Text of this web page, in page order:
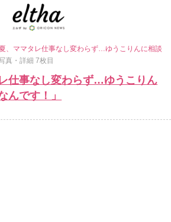
、ママタレ仕事なし変わらず…ゆうこりんに相談
真・詳細 7枚目
仕事なし変わらず…ゆうこりん
んです！」